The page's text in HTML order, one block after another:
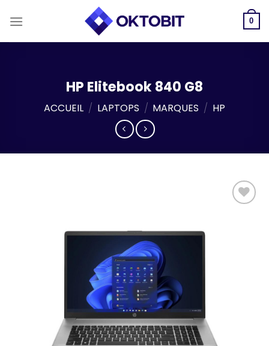
0
HP Elitebook 840 G8
ACCUEIL / LAPTOPS / MARQUES / HP